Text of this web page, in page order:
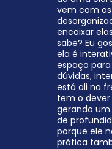
vem com
encaixar
sabe? Eu
ela é
espaço
dúvidas,
está ali na
tem o dever
gerando
de
porque ele
prática